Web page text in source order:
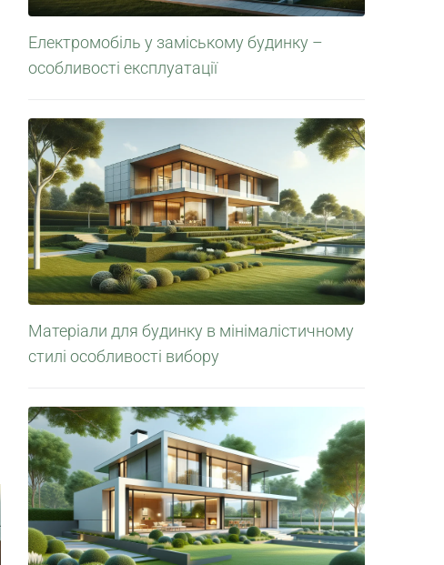
Електромобіль у заміському будинку –
особливості експлуатації
Матеріали для будинку в мінімалістичному
стилі особливості вибору